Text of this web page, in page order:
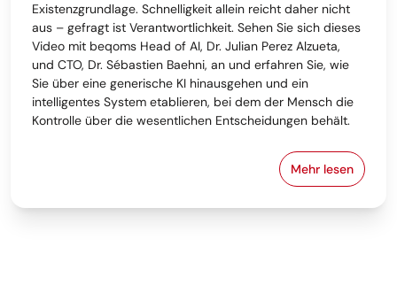
Existenzgrundlage. Schnelligkeit allein reicht daher nicht
aus – gefragt ist Verantwortlichkeit. Sehen Sie sich dieses
Video mit beqoms Head of AI, Dr. Julian Perez Alzueta,
und CTO, Dr. Sébastien Baehni, an und erfahren Sie, wie
Sie über eine generische KI hinausgehen und ein
intelligentes System etablieren, bei dem der Mensch die
Kontrolle über die wesentlichen Entscheidungen behält.
Mehr lesenIntentional